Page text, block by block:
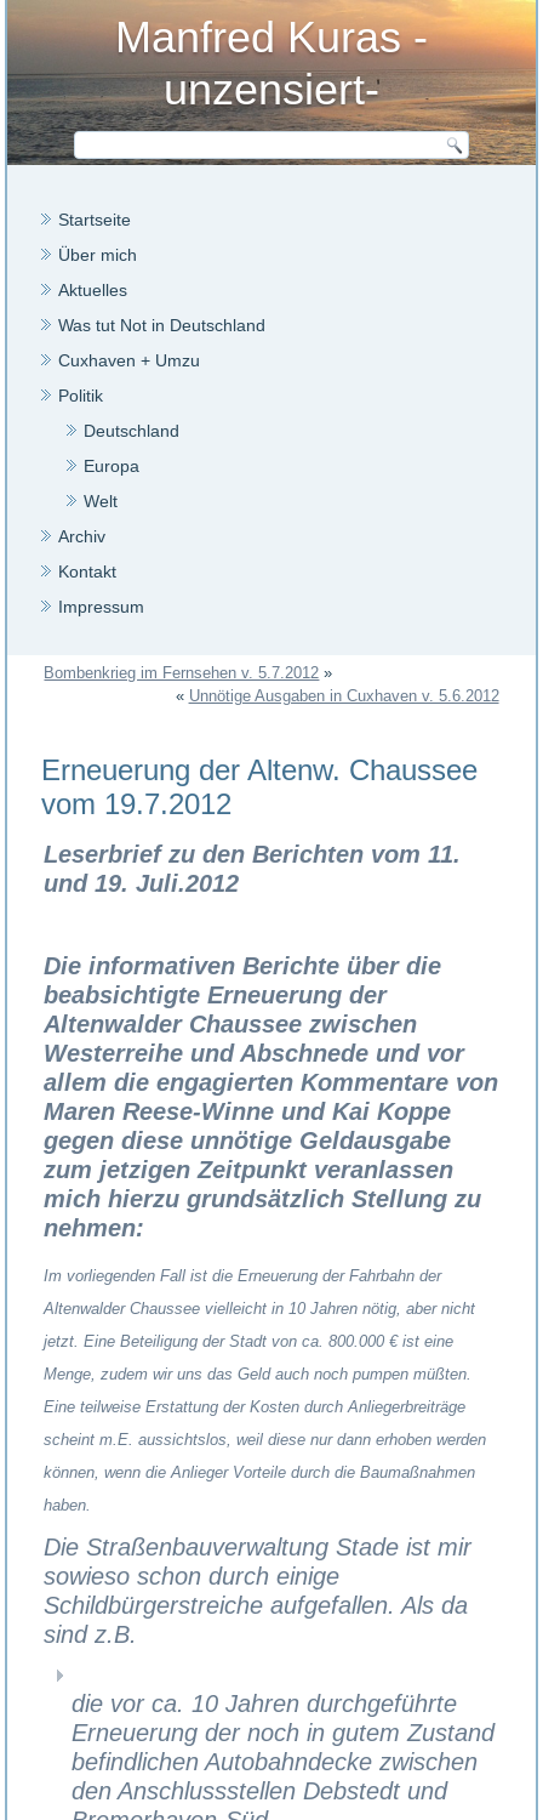
Manfred Kuras -
unzensiert-
Startseite
Über mich
Aktuelles
Was tut Not in Deutschland
Cuxhaven + Umzu
Politik
Deutschland
Europa
Welt
Archiv
Kontakt
Impressum
Bombenkrieg im Fernsehen v. 5.7.2012 »
« Unnötige Ausgaben in Cuxhaven v. 5.6.2012
Erneuerung der Altenw. Chaussee
vom 19.7.2012
Leserbrief zu den Berichten vom 11.
und 19. Juli.2012
Die informativen Berichte über die
beabsichtigte Erneuerung der
Altenwalder Chaussee zwischen
Westerreihe und Abschnede und vor
allem die engagierten Kommentare von
Maren Reese-Winne und Kai Koppe
gegen diese unnötige Geldausgabe
zum jetzigen Zeitpunkt veranlassen
mich hierzu grundsätzlich Stellung zu
nehmen:
Im vorliegenden Fall ist die Erneuerung der Fahrbahn der
Altenwalder Chaussee vielleicht in 10 Jahren nötig, aber nicht
jetzt. Eine Beteiligung der Stadt von ca. 800.000 € ist eine
Menge, zudem wir uns das Geld auch noch pumpen müßten.
Eine teilweise Erstattung der Kosten durch Anliegerbreiträge
scheint m.E. aussichtslos, weil diese nur dann erhoben werden
können, wenn die Anlieger Vorteile durch die Baumaßnahmen
haben.
Die Straßenbauverwaltung Stade ist mir
sowieso schon durch einige
Schildbürgerstreiche aufgefallen. Als da
sind z.B.
die vor ca. 10 Jahren durchgeführte
Erneuerung der noch in gutem Zustand
befindlichen Autobahndecke zwischen
den Anschlussstellen Debstedt und